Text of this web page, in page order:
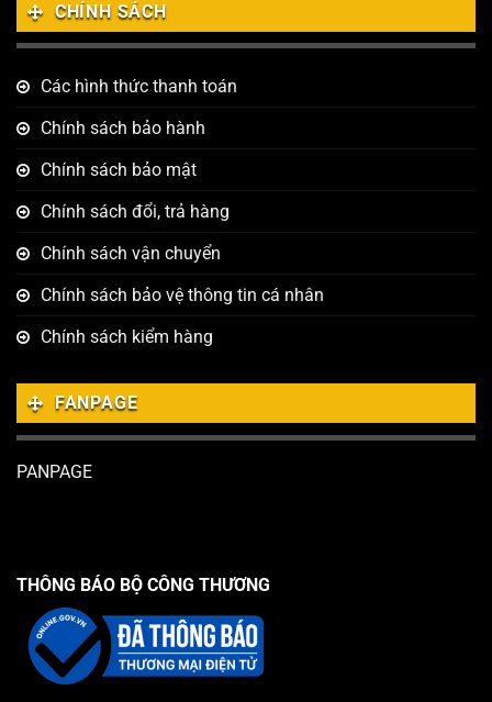
CHÍNH SÁCH
Các hình thức thanh toán
Chính sách bảo hành
Chính sách bảo mật
Chính sách đổi, trả hàng
Chính sách vận chuyển
Chính sách bảo vệ thông tin cá nhân
Chính sách kiểm hàng
FANPAGE
PANPAGE
THÔNG BÁO BỘ CÔNG THƯƠNG